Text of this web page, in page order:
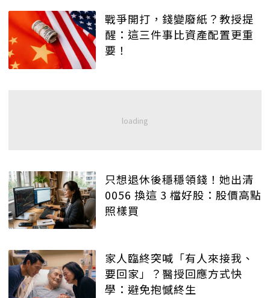
戰爭開打，錢變廢紙？教授提
醒：這三件事比資產配置更重
要！
只想退休後穩穩領錢！她出清
0056 換這 3 檔好股：股價高點
照樣買
家人臨終突喊「有人來接我、
要回家」？醫授回應方式快
學：避免抱憾終生